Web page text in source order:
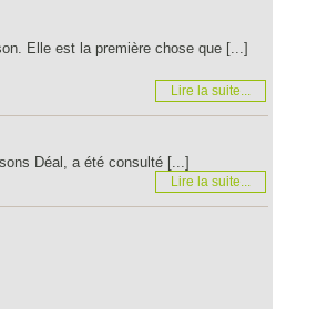
Elle est la première chose que [...]
Lire la suite...
Déal, a été consulté [...]
Lire la suite...